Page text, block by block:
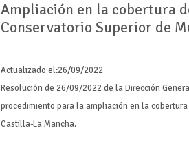
Ampliación en la cobertura
Conservatorio Superior de
Actualizado el:26/09/2022
Resolución de 26/09/2022 de la Dirección
procedimiento para la ampliación en la
Castilla-La Mancha.